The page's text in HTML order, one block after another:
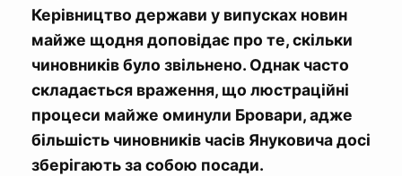
Керівництво держави у випусках новин
майже щодня доповідає про те, скільки
чиновників було звільнено. Однак часто
складається враження, що люстраційні
процеси майже оминули Бровари, адже
більшість чиновників часів Януковича досі
зберігають за собою посади.